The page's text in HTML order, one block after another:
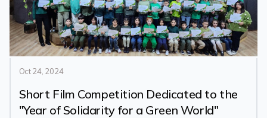
Oct 24, 2024
Short Film Competition Dedicated to the
"Year of Solidarity for a Green World"